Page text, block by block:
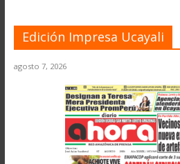
Edición Impresa Ucayali
agosto 7, 2026